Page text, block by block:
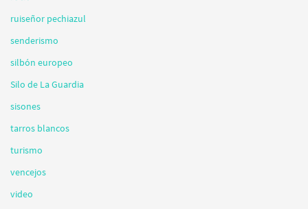
ruiseñor pechiazul
senderismo
silbón europeo
Silo de La Guardia
sisones
tarros blancos
turismo
vencejos
video